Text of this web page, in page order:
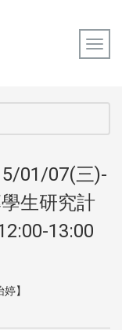
01/07(三)-
生研究計
13:00
】